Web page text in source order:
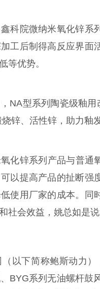
科院微纳米氧化锌
工后制得高反应界
等优势。
NA型系列陶瓷级釉
锌、活性锌，助力釉
化锌系列产品与普
以提高产品的扯断强
使用厂家的成本。
社会效益，姚总如是说
以下简称鲍斯动力
BYG系列无油螺杆鼓